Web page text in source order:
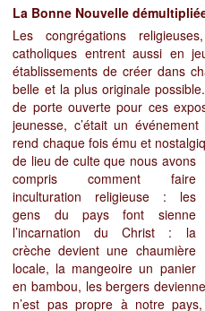
La Bonne Nouvelle
Les congrégations
catholiques entrent aussi en
établissements de créer dans
belle et la plus originale
de porte ouverte pour ces
jeunesse, c’était un
rend chaque fois ému et
de lieu de culte que nous avons
compris comment faire
inculturation religieuse : les
gens du pays font sienne
l’incarnation du Christ : la
crèche devient une chaumière
locale, la mangeoire un panier
en bambou, les bergers
n’est pas propre à notre pay